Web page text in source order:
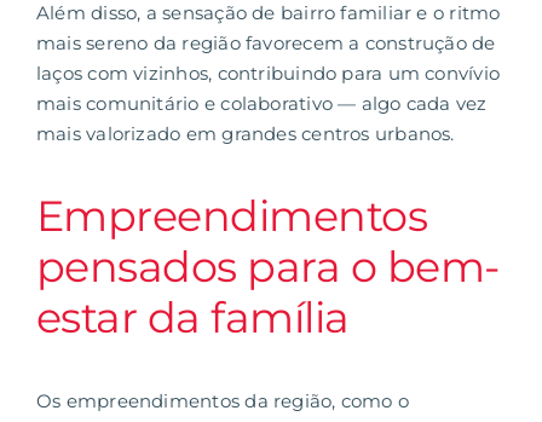
Além disso, a sensação de bairro familiar e o ritmo
mais sereno da região favorecem a construção de
laços com vizinhos, contribuindo para um convívio
mais comunitário e colaborativo — algo cada vez
mais valorizado em grandes centros urbanos.
Empreendimentos
pensados para o bem-
estar da família
Os empreendimentos da região, como o